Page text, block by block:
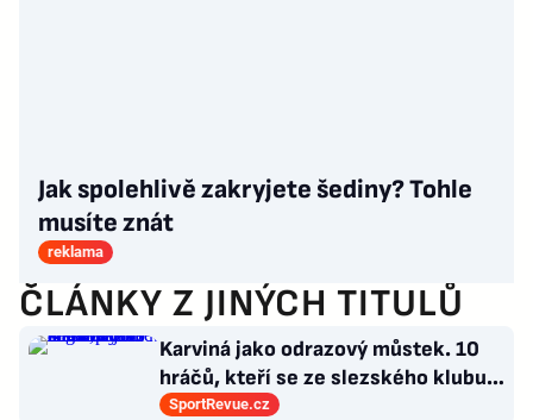
Jak spolehlivě zakryjete šediny? Tohle
musíte znát
reklama
ČLÁNKY Z JINÝCH TITULŮ
Karviná jako odrazový můstek. 10
hráčů, kteří se ze slezského klubu
probili k lukrativnímu angažmá
SportRevue.cz